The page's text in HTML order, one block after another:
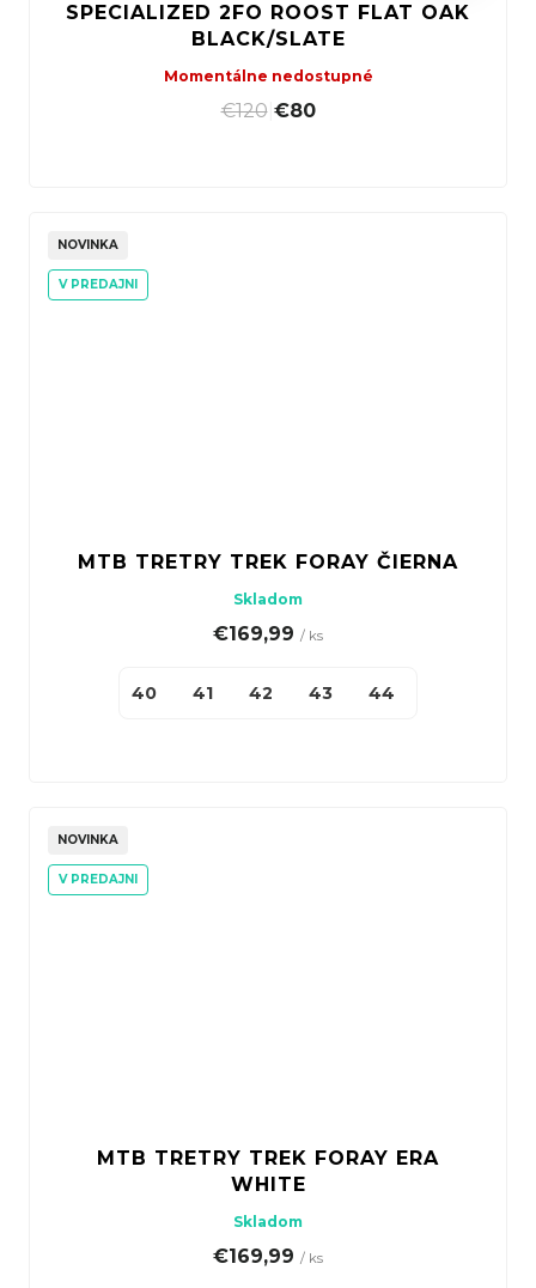
SPECIALIZED 2FO ROOST FLAT OAK
BLACK/SLATE
Momentálne nedostupné
€120| €80
NOVINKA
V PREDAJNI
MTB TRETRY TREK FORAY ČIERNA
Skladom
€169,99 / ks
40 41 42 43 44
NOVINKA
V PREDAJNI
MTB TRETRY TREK FORAY ERA
WHITE
Skladom
€169,99 / ks